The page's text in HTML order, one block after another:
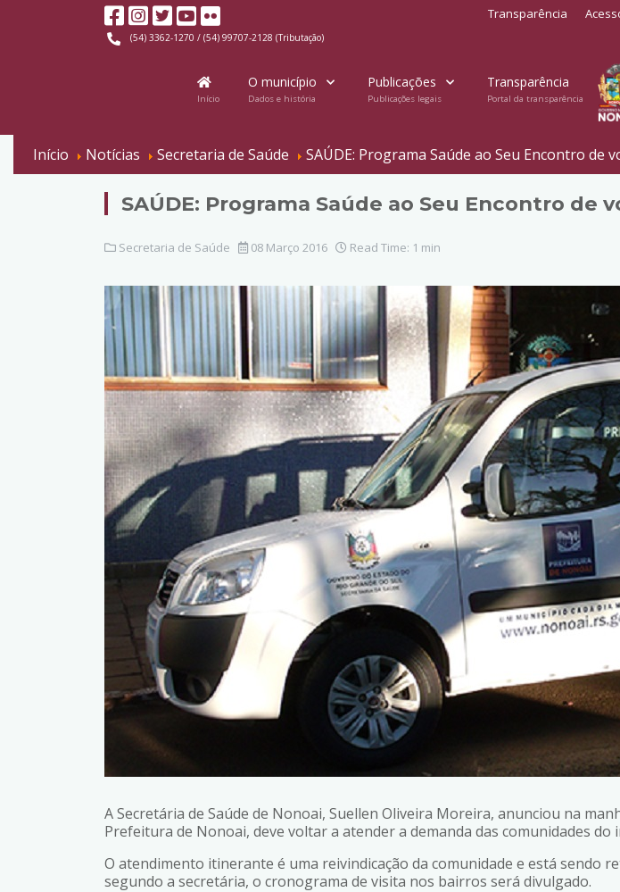
(54) 3362-1270 / (54) 99707-2128 (Tributação)
Transparência
Início
O município
Dados e história
Publicações
Publicações legais
Transparência
Portal da transparência
Início Notícias Secretaria de Saúde SAÚDE: Programa Saúde ao Seu Encontro de
SAÚDE: Programa Saúde ao Seu Encontro de
Secretaria de Saúde 08 Março 2016 Read Time: 1 min
A Secretária de Saúde de Nonoai, Suellen Oliveira Moreira, anunciou na
Prefeitura de Nonoai, deve voltar a atender a demanda das comunidades
O atendimento itinerante é uma reivindicação da comunidade e está sendo
segundo a secretária, o cronograma de visita nos bairros será divulgado.